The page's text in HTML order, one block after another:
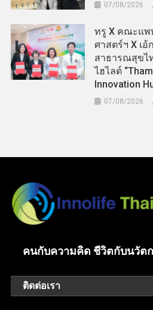
07/08/2026
ทรู X คณะแพ
ศาสตร์ฯ X เ
สาธารณสุขไ
ไฮไลต์
Innovation
07/08/2026
คนกับความคิด ชีวิตกับนวัต
ติดต่อเรา